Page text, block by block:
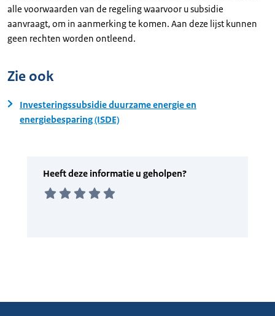
alle voorwaarden van de regeling waarvoor u subsidie
aanvraagt, om in aanmerking te komen. Aan deze lijst kunnen
geen rechten worden ontleend.
Zie ook
Investeringssubsidie duurzame energie en
energiebesparing (ISDE)